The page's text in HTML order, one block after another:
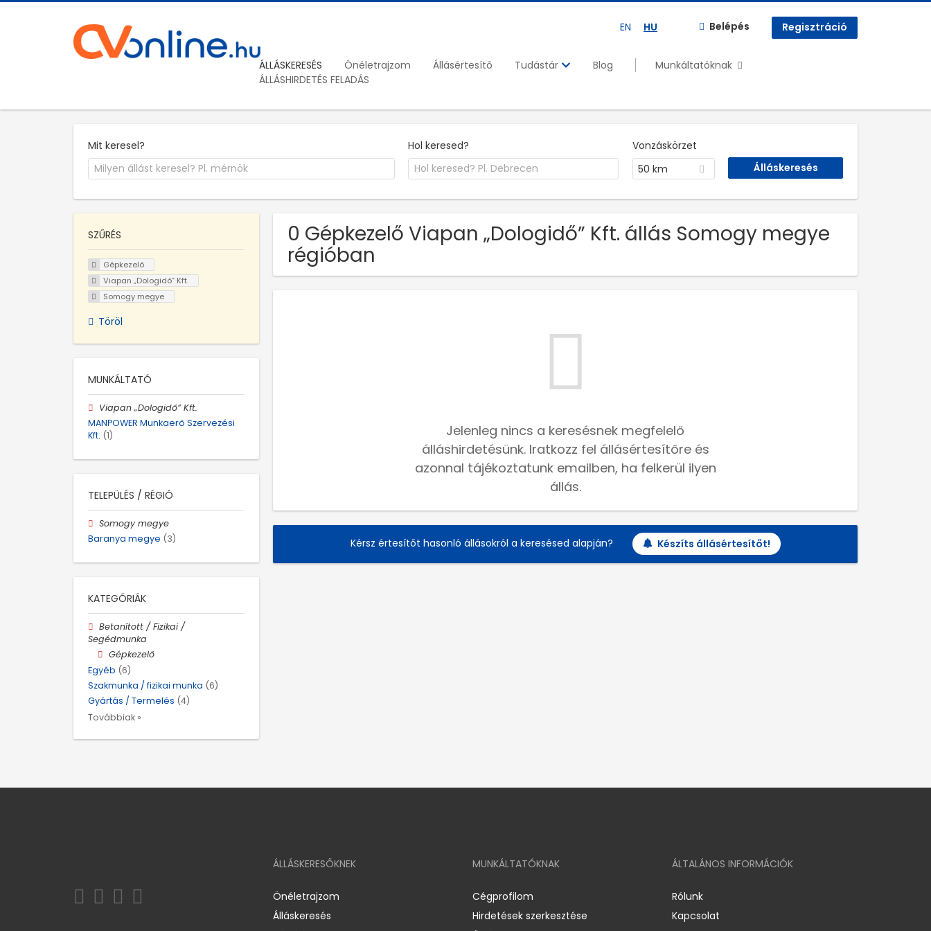
EN HU Belépés Regisztráció
ÁLLÁSKERESÉS Önéletrajzom Állásértesítő Tudástár Blog
Munkáltatóknak
ÁLLÁSHIRDETÉS FELADÁS
Mit keresel? Hol keresed?
Vonzáskörzet
50 km
0 Gépkezelő Viapan „Dologidő” Kft. állás Somogy megye
régióban
Jelenleg nincs a keresésnek megfelelő
álláshirdetésünk. Iratkozz fel állásértesítőre és
azonnal tájékoztatunk emailben, ha felkerül ilyen
állás.
Kérsz értesítőt hasonló állásokról a keresésed alapján? Készíts állásértesítőt!
SZŰRÉS
Gépkezelő
Viapan „Dologidő” Kft.
Somogy megye
Töröl
MUNKÁLTATÓ
Viapan „Dologidő” Kft.
MANPOWER Munkaerő Szervezési
Kft. (1)
TELEPÜLÉS / RÉGIÓ
Somogy megye
Baranya megye (3)
KATEGÓRIÁK
Betanított / Fizikai /
Segédmunka
Gépkezelő
Egyéb (6)
Szakmunka / fizikai munka (6)
Gyártás / Termelés (4)
Továbbiak »
ÁLLÁSKERESŐKNEK
Önéletrajzom
Álláskeresés
MUNKÁLTATÓKNAK
Cégprofilom
Hirdetések szerkesztése
ÁLTALÁNOS INFORMÁCIÓK
Rólunk
Kapcsolat